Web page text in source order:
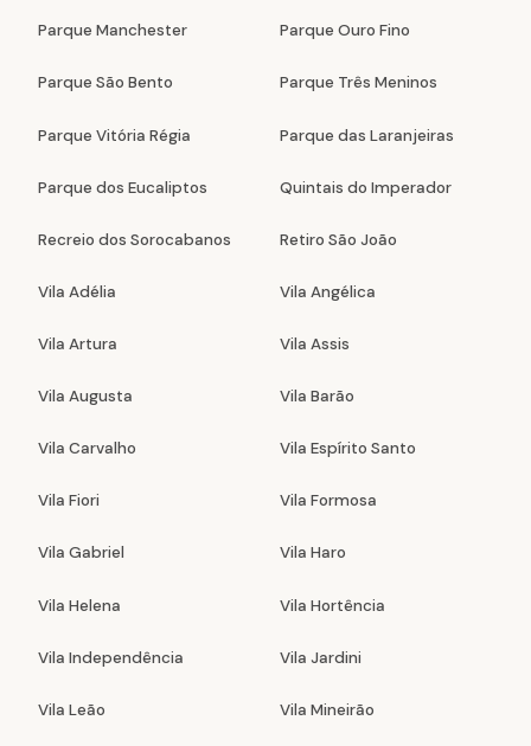
Parque Manchester Parque Ouro Fino
Parque São Bento Parque Três Meninos
Parque Vitória Régia Parque das Laranjeiras
Parque dos Eucaliptos Quintais do Imperador
Recreio dos Sorocabanos Retiro São João
Vila Adélia Vila Angélica
Vila Artura Vila Assis
Vila Augusta Vila Barão
Vila Carvalho Vila Espírito Santo
Vila Fiori Vila Formosa
Vila Gabriel Vila Haro
Vila Helena Vila Hortência
Vila Independência Vila Jardini
Vila Leão Vila Mineirão